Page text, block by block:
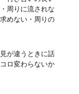
周りに流されな
めない・周りの
が違うときに話
ロ変わらないか